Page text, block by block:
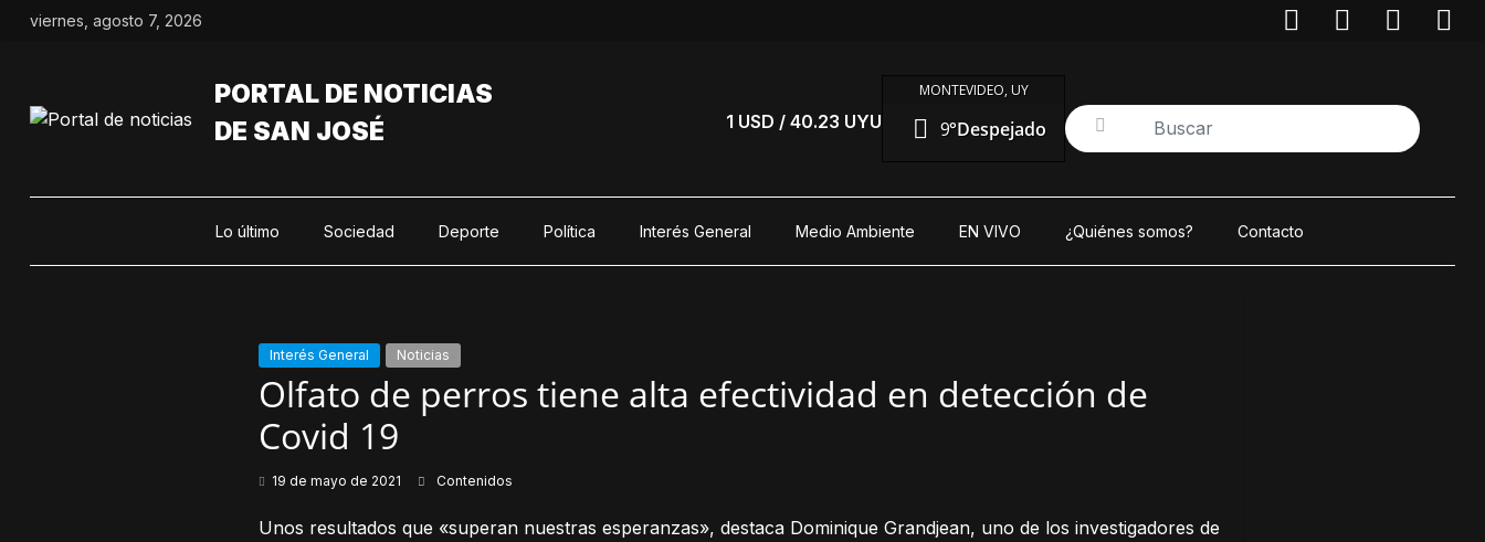
Saltarviernes, agosto 7, 2026
PORTAL DE NOTICIAS
DE SAN JOSÉ
1 USD / 40.23 UYU
MONTEVIDEO, UY
9°Despejado
Lo último Sociedad Deporte Política Interés General Medio Ambiente EN VIVO ¿Quiénes somos? Contacto
Interés General Noticias
Olfato de perros tiene alta efectividad en detección de
Covid 19
19 de mayo de 2021 Contenidos
Unos resultados que «superan nuestras esperanzas», destaca Dominique Grandjean, uno de los investigadores de